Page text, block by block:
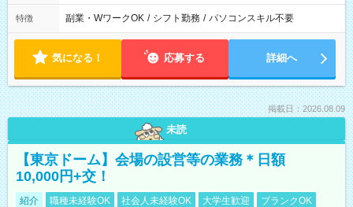
特徴 副業・WワークOK / シフト勤務 / パソコンスキル不要
気になる！ 応募する 詳細へ
掲載日：2026.08.09
未読
【東京ドーム】会場の設営等の業務＊日額
10,000円+交！
紹介 職種未経験OK 社会人未経験OK 大学生歓迎 ブランクOK